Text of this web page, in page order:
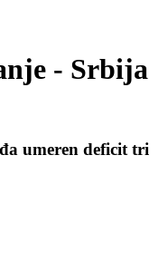
- Srbija
umeren deficit tri